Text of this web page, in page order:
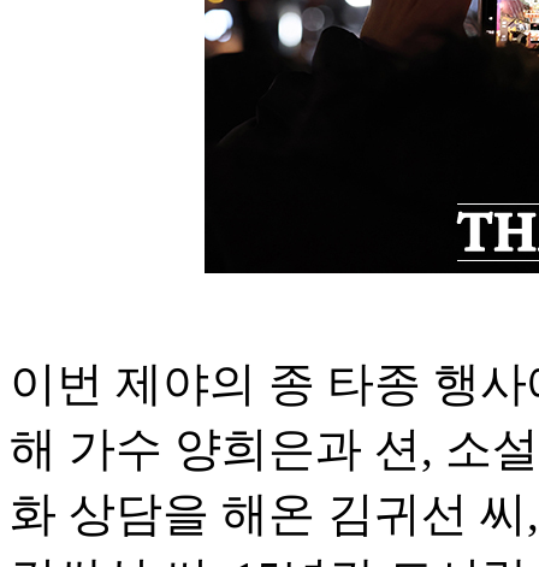
이번 제야의 종 타종 행
해 가수 양희은과 션, 소
화 상담을 해온 김귀선